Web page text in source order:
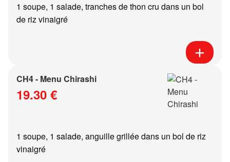
1 soupe, 1 salade, tranches de thon cru dans un bol
de riz vinaigré
CH4 - Menu Chirashi
19.30 €
1 soupe, 1 salade, anguille grillée dans un bol de riz
vinaigré